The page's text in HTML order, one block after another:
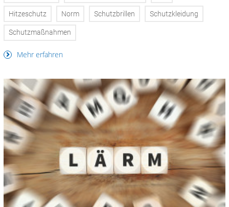
Hitzeschutz Norm Schutzbrillen Schutzkleidung
Schutzmaßnahmen
Mehr erfahren